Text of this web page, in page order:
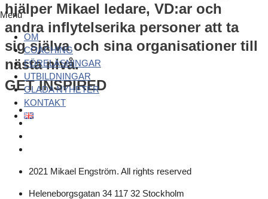
Menu
OM
COACHING
FÖRELÄSNINGAR
UTBILDNINGAR
GLADA NYHETER
KONTAKT
hjälper Mikael ledare, VD:ar och
andra inflytelserika personer att ta
sig själva och sina organisationer till
nästa nivå.
GET INSPIRED
2021 Mikael Engström. All rights reserved
Heleneborgsgatan 34 117 32 Stockholm